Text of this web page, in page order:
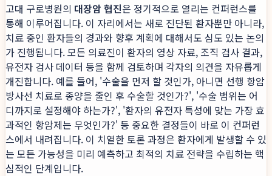
고대 구로병원의 대장암 협진은 정기적으로 열리는 컨퍼런스를
통해 이루어집니다. 이 자리에서는 새로 진단된 환자뿐만 아니라,
치료 중인 환자들의 경과와 향후 계획에 대해서도 심도 있는 논의
가 진행됩니다. 모든 의료진이 환자의 영상 자료, 조직 검사 결과,
유전자 검사 데이터 등을 함께 검토하며 각자의 의견을 자유롭게
개진합니다. 예를 들어, '수술을 먼저 할 것인가, 아니면 선행 항암
방사선 치료로 종양을 줄인 후 수술할 것인가?', '수술 범위는 어
디까지로 설정해야 하는가?', '환자의 유전자 특성에 맞는 가장 효
과적인 항암제는 무엇인가?' 등 중요한 결정들이 바로 이 컨퍼런
스에서 내려집니다. 이 치열한 토론 과정은 환자에게 발생할 수 있
는 모든 가능성을 미리 예측하고 최적의 치료 전략을 수립하는 핵
심적인 단계입니다.